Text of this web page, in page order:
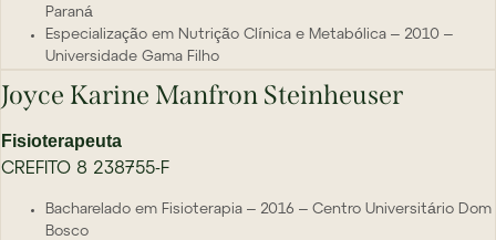
Paraná
Especialização em Nutrição Clínica e Metabólica – 2010 –
Universidade Gama Filho
Joyce Karine Manfron Steinheuser
Fisioterapeuta
CREFITO 8 238755-F
Bacharelado em Fisioterapia – 2016 – Centro Universitário Dom
Bosco